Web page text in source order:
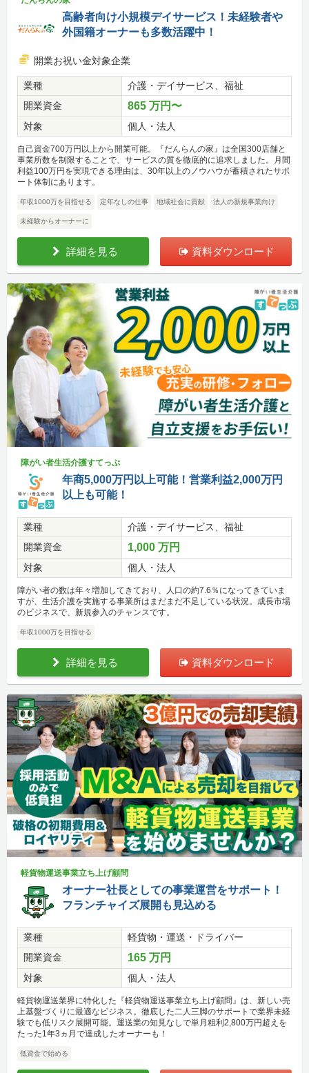
高齢者向け小規模デイサービス！未経験者や
外国籍オーナーも多数活躍中！
開業お祝い金対象企業
業種
介護・デイサービス、福祉
開業資金
865 万円〜
対象 個人・法人
自己資金700万円以上から開業可能。『だんらんの家』は全国300店舗と
事業所数を制限することで、サービスの質を徹底的に追求しました。月間
利益100万円を実現できる理由は、30年以上のノウハウが蓄積されたサポ
ート体制にあります。
年収1000万を目指せる 定年なしの仕事 地域社会に貢献 法人の新規事業向け
未経験からオーナーに
詳細を見る 資料ダウンロード
障がい者生活介護すてっぷ
年商5,000万円以上可能！営業利益2,000万円
以上も可能！
業種
介護・デイサービス、福祉
開業資金
1,000 万円
対象 個人・法人
障がい者の数は年々増加してきており、人口の約7.6％になってきていま
すが、生活介護を実施する事業所はまだまだ不足している状況。成長市場
のビジネスで、新規参入のチャンスです。
年収1000万を目指せる
詳細を見る 資料ダウンロード
軽貨物運送事業立ち上げ顧問
オーナー社長としての事業運営をサポート！
フランチャイズ展開も見込める
業種
軽貨物・運送・ドライバー
開業資金
165 万円
対象 個人・法人
軽貨物運送業界に特化した『軽貨物運送事業立ち上げ顧問』は、新しい売
上基盤づくりに最適なビジネス。徹底した二人三脚のサポートで業界未経
験でも低リスク展開可能。運送業の知見なしで単月粗利2,800万円超えを
たった1年3ヵ月で達成したオーナーも！
低資金で始める